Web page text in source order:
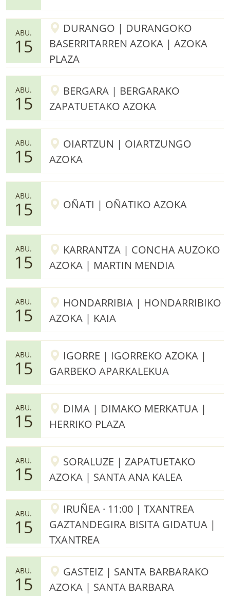
ABU.
15
DURANGO | DURANGOKO
BASERRITARREN AZOKA | AZOKA
PLAZA
ABU.
15
BERGARA | BERGARAKO
ZAPATUETAKO AZOKA
ABU.
15
OIARTZUN | OIARTZUNGO
AZOKA
ABU.
15 OÑATI | OÑATIKO AZOKA
ABU.
15
KARRANTZA | CONCHA AUZOKO
AZOKA | MARTIN MENDIA
ABU.
15
HONDARRIBIA | HONDARRIBIKO
AZOKA | KAIA
ABU.
15
IGORRE | IGORREKO AZOKA |
GARBEKO APARKALEKUA
ABU.
15
DIMA | DIMAKO MERKATUA |
HERRIKO PLAZA
ABU.
15
SORALUZE | ZAPATUETAKO
AZOKA | SANTA ANA KALEA
ABU.
15
IRUÑEA · 11:00 | TXANTREA
GAZTANDEGIRA BISITA GIDATUA |
TXANTREA
ABU.
15
GASTEIZ | SANTA BARBARAKO
AZOKA | SANTA BARBARA